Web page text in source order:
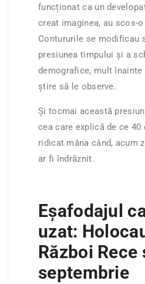
funcționat ca un
creat imaginea, au scos-
Contururile se modificau
presiunea timpului și a
demografice, mult
știre să le observe.
Și tocmai această
cea care explică de ce 40
ridicat mâna când, acum
ar fi îndrăznit.
Eșafodajul
uzat:
Război Rece
septembrie